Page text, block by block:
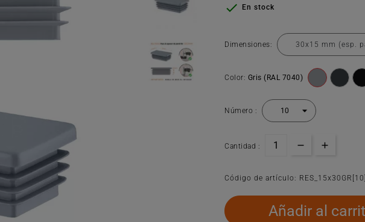
 En stock
Dimensiones:
Color: Gris (RAL 7040)
Número :
Cantidad :
Código de artículo: RES_15x30GR[10]
Añadir al